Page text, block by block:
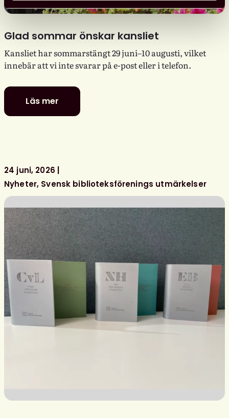
Glad sommar önskar kansliet
Kansliet har sommarstängt 29 juni–10 augusti, vilket
innebär att vi inte svarar på e-post eller i telefon.
Läs mer
Glad
sommar
24 juni, 2026
Nyheter Svensk biblioteksförenings utmärkelser